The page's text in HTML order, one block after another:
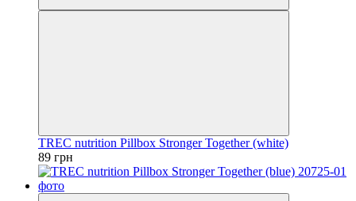
TREC nutrition Pillbox Stronger Together (white)
89 грн